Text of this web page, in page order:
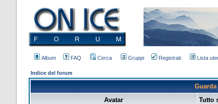
Album FAQ Cerca Gruppi Registrati Lista
Indice del forum
Avatar
Tutto